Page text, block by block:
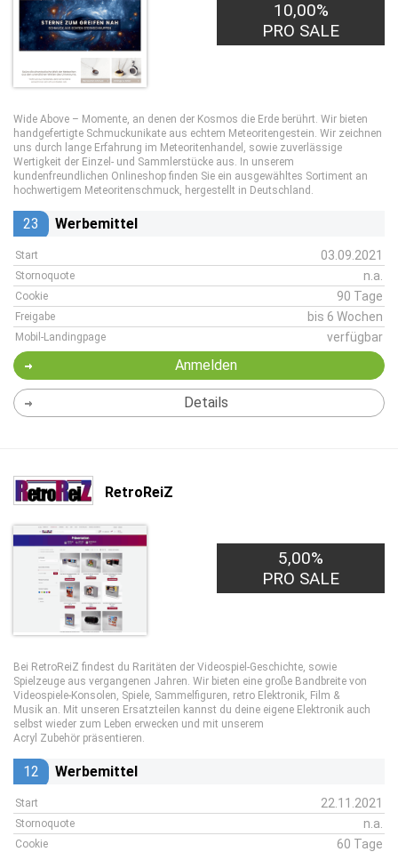
10,00%
PRO SALE
Wide Above – Momente, an denen der Kosmos die Erde berührt. Wir bieten
handgefertigte Schmuckunikate aus echtem Meteoritengestein. Wir zeichnen
uns durch lange Erfahrung im Meteoritenhandel, sowie zuverlässige
Wertigkeit der Einzel- und Sammlerstücke aus. In unserem
kundenfreundlichen Onlineshop finden Sie ein ausgewähltes Sortiment an
hochwertigem Meteoritenschmuck, hergestellt in Deutschland.
23 Werbemittel
Start 03.09.2021
Stornoquote n.a.
Cookie 90 Tage
Freigabe bis 6 Wochen
Mobil-Landingpage verfügbar
Anmelden
Details
RetroReiZ
5,00%
PRO SALE
Bei RetroReiZ findest du Raritäten der Videospiel-Geschichte, sowie
Spielzeuge aus vergangenen Jahren. Wir bieten eine große Bandbreite von
Videospiele-Konsolen, Spiele, Sammelfiguren, retro Elektronik, Film &
Musik an. Mit unseren Ersatzteilen kannst du deine eigene Elektronik auch
selbst wieder zum Leben erwecken und mit unserem
Acryl Zubehör präsentieren.
12 Werbemittel
Start 22.11.2021
Stornoquote n.a.
Cookie 60 Tage